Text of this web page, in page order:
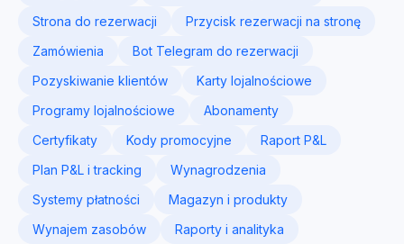
Strona do rezerwacji
Przycisk rezerwacji na stronę
Zamówienia
Bot Telegram do rezerwacji
Pozyskiwanie klientów
Karty lojalnościowe
Programy lojalnościowe
Abonamenty
Certyfikaty
Kody promocyjne
Raport P&L
Plan P&L i tracking
Wynagrodzenia
Systemy płatności
Magazyn i produkty
Wynajem zasobów
Raporty i analityka